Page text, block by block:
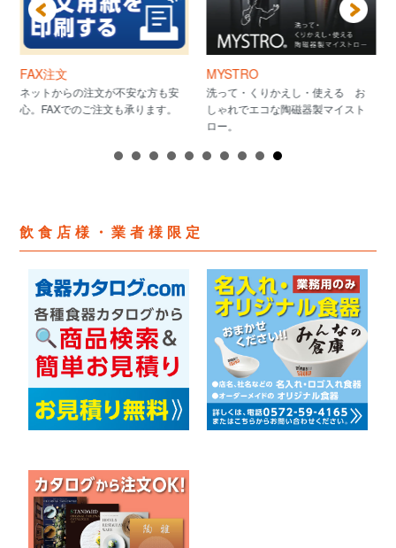
FAX注文
ネットからの注文が不安な方も安
心。FAXでのご注文も承ります。
MYSTRO
洗って・くりかえし・使える お
しゃれでエコな陶磁器製マイスト
ロー。
飲食店様・業者様限定